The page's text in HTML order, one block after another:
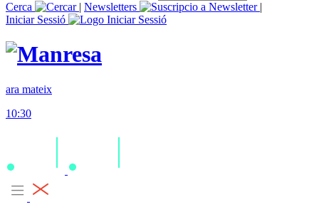
Cerca
| Newsletters
|
Iniciar Sessió
ara mateix
10:30